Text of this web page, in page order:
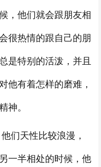
，他们就会跟朋友相
很热情的跟自己的朋
是特别的活泼，并且
他有着怎样的磨难，
神。
们天性比较浪漫，
一半相处的时候，他